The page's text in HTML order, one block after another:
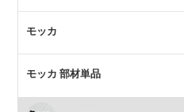
モッカ
モッカ 部材単品